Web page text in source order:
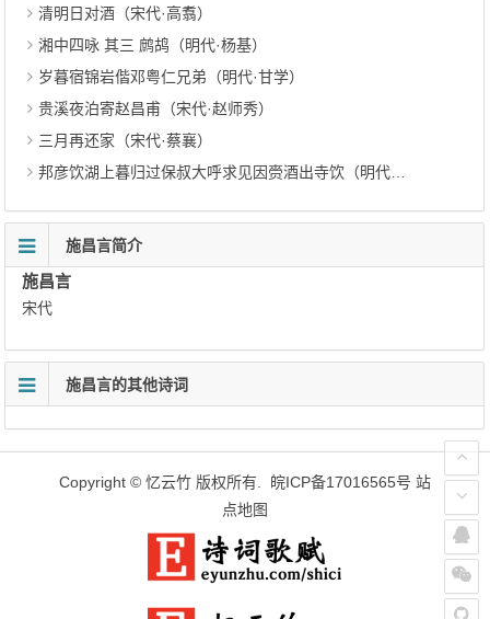
清明日对酒（宋代·高翥）
湘中四咏 其三 鹧鸪（明代·杨基）
岁暮宿锦岩偕邓粤仁兄弟（明代·甘学）
贵溪夜泊寄赵昌甫（宋代·赵师秀）
三月再还家（宋代·蔡襄）
邦彦饮湖上暮归过保叔大呼求见因赍酒出寺饮（明代·史鉴）
施昌言简介
施昌言
宋代
施昌言的其他诗词
Copyright © 忆云竹 版权所有. 皖ICP备17016565号 站
点地图